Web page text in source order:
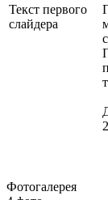
Текст первого
слайдера
Фотогалерея